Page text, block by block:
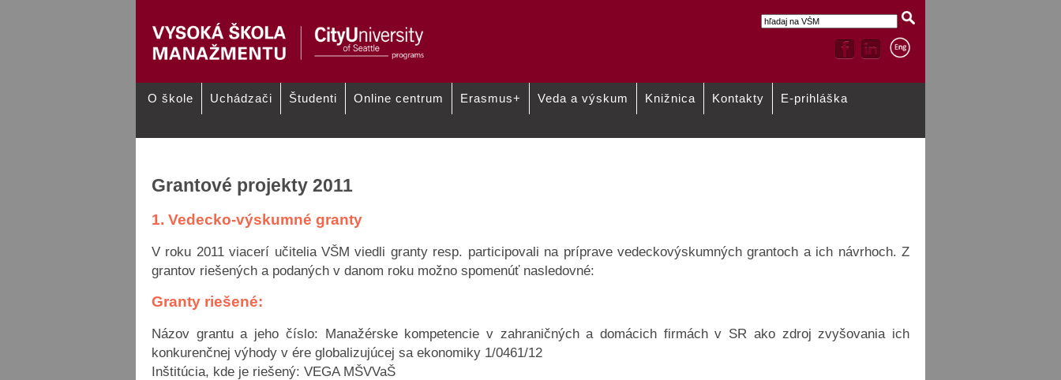
O škole Uchádzači Študenti Online centrum Erasmus+ Veda a výskum Knižnica Kontakty E-prihláška
Grantové projekty 2011
1. Vedecko-výskumné granty
V roku 2011 viacerí učitelia VŠM viedli granty resp. participovali na príprave vedeckovýskumných grantoch a ich návrhoch. Z
grantov riešených a podaných v danom roku možno spomenúť nasledovné:
Granty riešené:
Názov grantu a jeho číslo: Manažérske kompetencie v zahraničných a domácich firmách v SR ako zdroj zvyšovania ich
konkurenčnej výhody v ére globalizujúcej sa ekonomiky 1/0461/12
Inštitúcia, kde je riešený: VEGA MŠVVaŠ